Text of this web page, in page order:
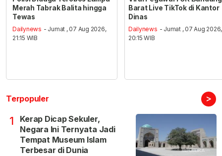
Merah Tabrak Balita hingga
Tewas
Dailynews - Jumat , 07 Aug 2026,
21:15 WIB
Barat Live TikTok di Kantor
Dinas
Dailynews - Jumat , 07 Aug 2026,
20:15 WIB
Terpopuler >
1
Kerap Dicap Sekuler,
Negara Ini Ternyata Jadi
Tempat Museum Islam
Terbesar di Dunia